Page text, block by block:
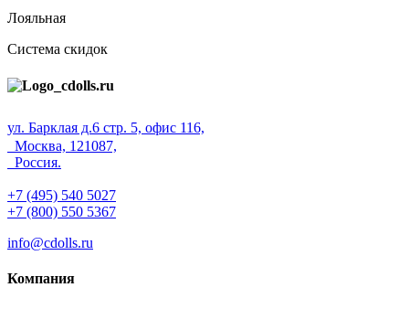
Лояльная
Система скидок
ул. Барклая д.6 стр. 5, офис 116,
Москва, 121087,
Россия.
+7 (495) 540 5027
+7 (800) 550 5367
info@cdolls.ru
Компания